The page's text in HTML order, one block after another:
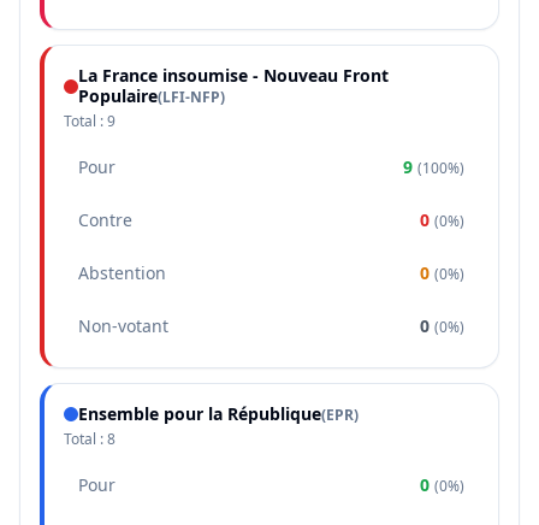
La France insoumise - Nouveau Front
Populaire(LFI-NFP)
Total :9
Pour 9 (100%)
Contre 0 (0%)
Abstention 0 (0%)
Non-votant 0 (0%)
Ensemble pour la République(EPR)
Total :8
Pour 0 (0%)